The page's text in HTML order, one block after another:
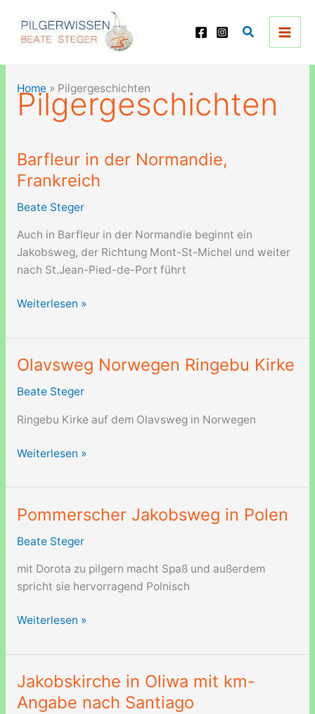
Inhalt
springen
Suchen
Home» Pilgergeschichten
Pilgergeschichten
Barfleur in der Normandie,
Frankreich
Beate Steger
Auch in Barfleur in der Normandie beginnt ein
Jakobsweg, der Richtung Mont-St-Michel und weiter
nach St.Jean-Pied-de-Port führt
Barfleur
der
Normandie,
Frankreich
Weiterlesen »
Olavsweg Norwegen Ringebu Kirke
Beate Steger
Ringebu Kirke auf dem Olavsweg in Norwegen
Olavsweg
Ringebu
Kirke
Weiterlesen »
Pommerscher Jakobsweg in Polen
Beate Steger
mit Dorota zu pilgern macht Spaß und außerdem
spricht sie hervorragend Polnisch
Pommerscher
in
Polen
Weiterlesen »
Jakobskirche in Oliwa mit km-
Angabe nach Santiago